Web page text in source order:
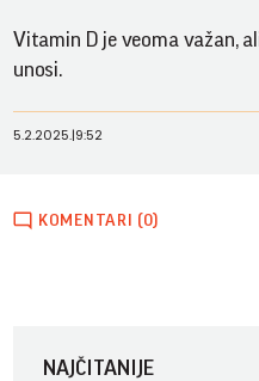
Vitamin D je veoma važan,
unosi.
5.2.2025.|9:52
KOMENTARI (0)
NAJČITANIJE